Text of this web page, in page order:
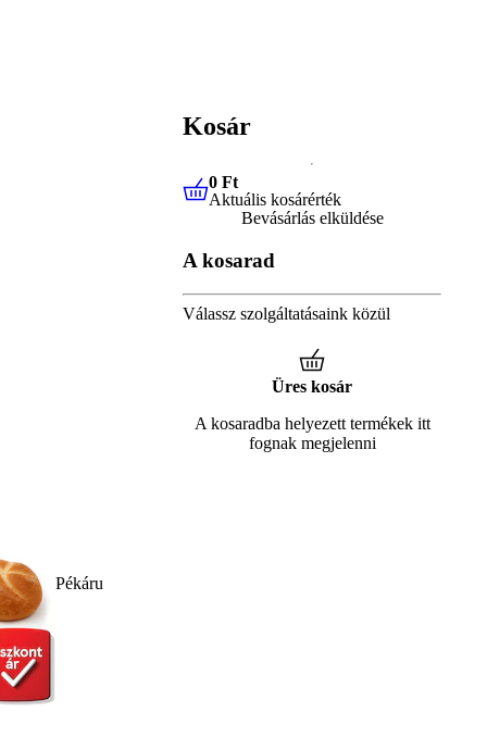
Pékáru
Kosár
0 FtAktuális kosárérték
0 Ft
Aktuális kosárérték
Bevásárlás elküldése
A kosarad
Válassz szolgáltatásaink közül
Üres kosár
A kosaradba helyezett termékek itt
fognak megjelenni